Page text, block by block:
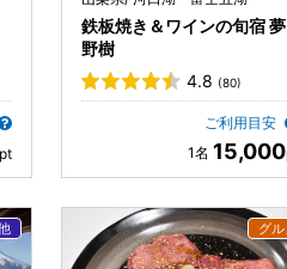
鉄板焼き＆ワインの旬宿 夢
野樹
4.8 (80)
ご利用目安
15,000